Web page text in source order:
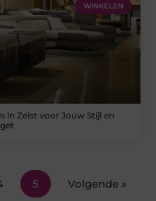
WINKELEN
in Zeist voor Jouw Stijl en
5 Volgende »